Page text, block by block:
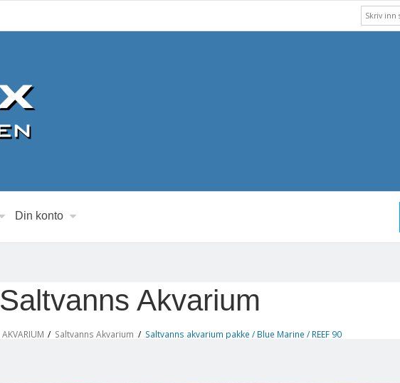
Din konto
Saltvanns Akvarium
AKVARIUM / Saltvanns Akvarium / Saltvanns akvarium pakke / Blue Marine / REEF 90